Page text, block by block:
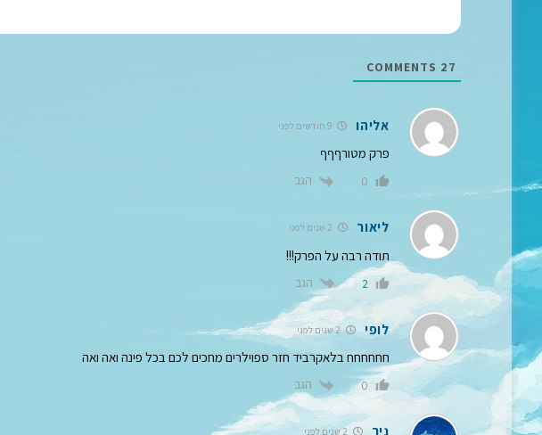
ל
27
אליהו
פרק מטורףףף
0 הגב
ליאור
תודה רבה על הפרק!!!
2 הגב
לופי
חחחחחח בלאקרביד חזר ספוילרים מחכים לכם בכל פינה ואה ואה
0 הגב
ניר